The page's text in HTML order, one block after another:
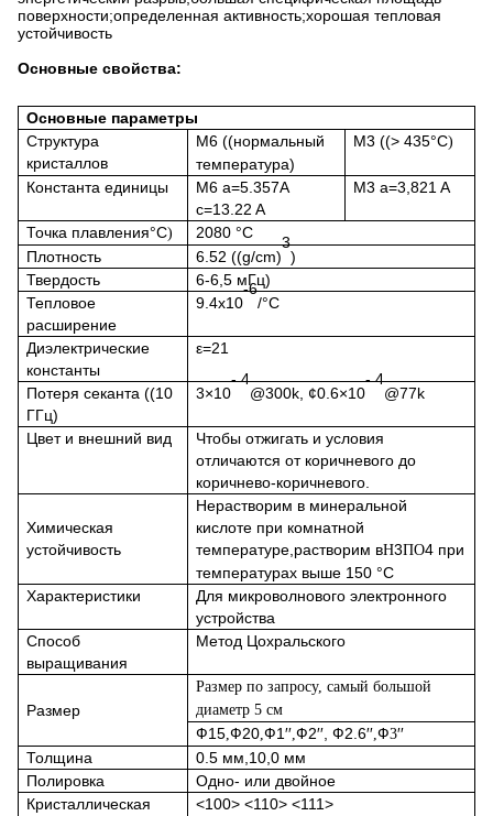
поверхности;определенная активность;хорошая тепловая
устойчивость
Основные свойства:
Основные параметры
Структура
кристаллов
M6 ((нормальный
температура)
M3 ((> 435°C)
Константа единицы
M6 a=5.357A
c=13.22 A
M3 a=3,821 A
Точка плавления°C) 2080 °C
Плотность
6.52 ((g/cm)
3
)
Твердость
6-6,5 мГц)
Тепловое
расширение
9.4х10
-6
/°C
Диэлектрические
константы
ε=21
Потеря секанта ((10
ГГц)
3×10
- 4
@300k, ¢0.6×10
- 4
@77k
Цвет и внешний вид
Чтобы отжигать и условия
отличаются от коричневого до
коричнево-коричневого.
Химическая
устойчивость
Нерастворим в минеральной
кислоте при комнатной
температуре,растворим вH3ПО4 при
температурах выше 150 °C
Характеристики
Для микроволнового электронного
устройства
Способ
выращивания
Метод Цохральского
Размер
Размер по запросу, самый большой
диаметр 5 см
Ф15,Ф20,Ф1′′,Ф2′′, Ф2.6′′,Ф3′′
Толщина
0.5 мм,10,0 мм
Полировка
Одно- или двойное
Кристаллическая
<100> <110> <111>